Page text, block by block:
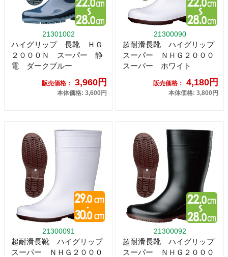
21301002
ハイグリップ 長靴 ＨＧ
２０００Ｎ スーパー 静
電 ダークブルー
販売価格： 3,960円
本体価格: 3,600円
21300090
超耐滑長靴 ハイグリップ
スーパー ＮＨＧ２０００
スーパー ホワイト
販売価格： 4,180円
本体価格: 3,800円
21300091
超耐滑長靴 ハイグリップ
スーパー ＮＨＧ２０００
21300092
超耐滑長靴 ハイグリップ
スーパー ＮＨＧ２０００